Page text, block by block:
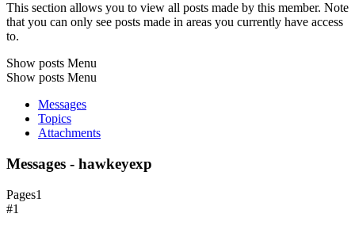
This section allows you to view all posts made by this member. Note
that you can only see posts made in areas you currently have access
to.
Show posts Menu
Show posts Menu
Messages
Topics
Attachments
Messages - hawkeyexp
Pages1
#1